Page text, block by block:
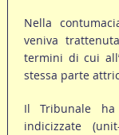
Nella
veniva
termini di cui
stessa parte
Il Tribunale
indicizzate